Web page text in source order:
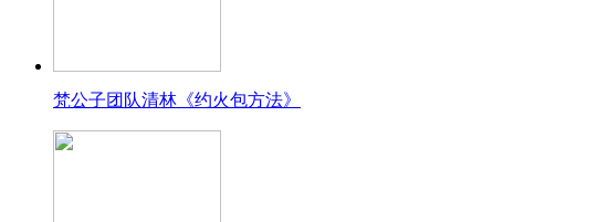
梵公子团队清林《约火包方法》